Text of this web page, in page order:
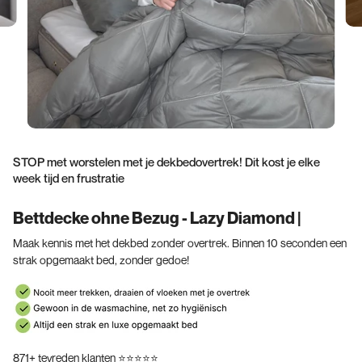
STOP met worstelen met je dekbedovertrek! Dit kost je elke
week tijd en frustratie
Bettdecke ohne Bezug - Lazy Diamond |
Maak kennis met het dekbed zonder overtrek. Binnen 10 seconden een
strak opgemaakt bed, zonder gedoe!
871+ tevreden klanten ⭐⭐⭐⭐⭐